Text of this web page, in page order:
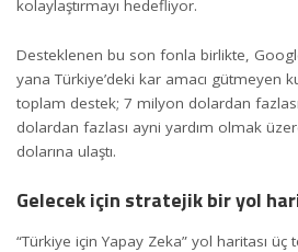
kolaylaştırmayı hedefliyor.
Desteklenen bu son fonla birlikte,
yana Türkiye’deki kar amacı gütmeyen
toplam destek; 7 milyon dolardan
dolardan fazlası ayni yardım olmak
dolarına ulaştı.
Gelecek için stratejik bir yol
“Türkiye için Yapay Zeka” yol haritası